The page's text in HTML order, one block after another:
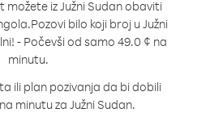
možete iz Južni Sudan obaviti
Pozovi bilo koji broj u Južni
- Počevši od samo 49.0 ¢ na
minutu.
ili plan pozivanja da bi dobili
minutu za Južni Sudan.